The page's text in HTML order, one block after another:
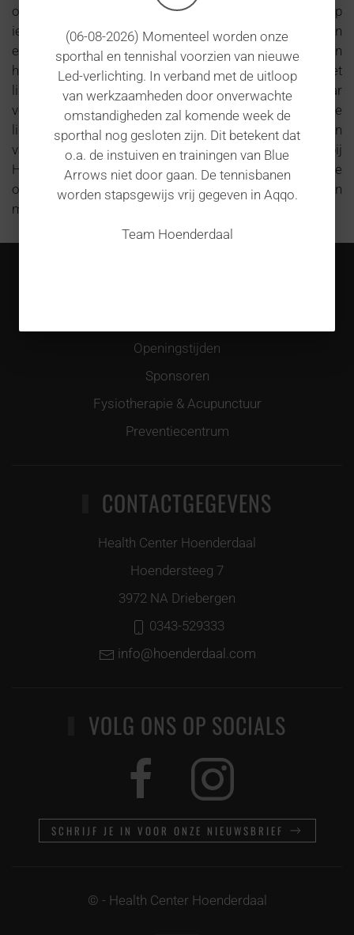
onbepaalde duur. Je kunt gedurende deze verlenging op
ieder gewenst moment opzeggen met inachtneming van
een opzegtermijn van een maand. Met uitzondering van
het buitentennislidmaatschap, dat gezien het
lidmaatschap van de tennisvereniging altijd met een jaar
verlengd wordt, restitueert Hoenderdaal alsdan je
lidmaatschapsgeld voor het resterende aantal maanden
van het betreffende jaar. Bij lidmaatschappen waarbij
Hoenderdaal een afdracht doet aan een overkoepelende
organisatie wordt € 16,- administratiekosten in
mindering gebracht van een eventuele restitutie.
Openingstijden
Sponsoren
Fysiotherapie & Acupunctuur
Preventiecentrum
CONTACTGEGEVENS
Health Center Hoenderdaal
Hoendersteeg 7
3972 NA Driebergen
0343-529333
info@hoenderdaal.com
VOLG ONS OP SOCIALS
SCHRIJF JE IN VOOR ONZE NIEUWSBRIEF
© - Health Center Hoenderdaal
(06-08-2026) Momenteel worden onze
sporthal en tennishal voorzien van nieuwe
Led-verlichting. In verband met de uitloop
van werkzaamheden door onverwachte
omstandigheden zal komende week de
sporthal nog gesloten zijn. Dit betekent dat
o.a. de instuiven en trainingen van Blue
Arrows niet door gaan. De tennisbanen
worden stapsgewijs vrij gegeven in Aqqo.
Team Hoenderdaal